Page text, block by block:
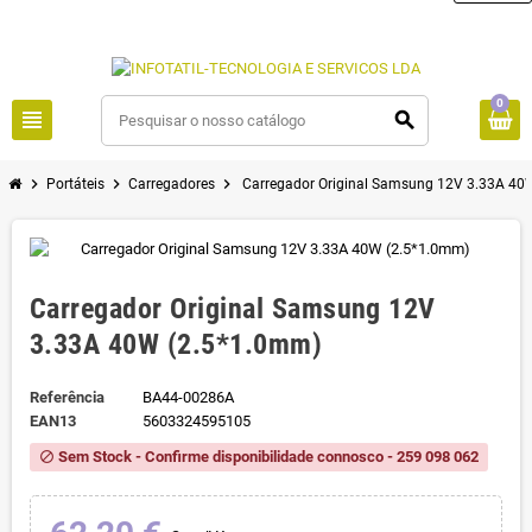
view_headline search
0
chevron_right Portáteis chevron_right Carregadores chevron_right Carregador Original Samsung 12V 3.33A
Carregador Original Samsung 12V
3.33A 40W (2.5*1.0mm)
Referência
BA44-00286A
EAN13
5603324595105
block Sem Stock - Confirme disponibilidade connosco - 259 098 062